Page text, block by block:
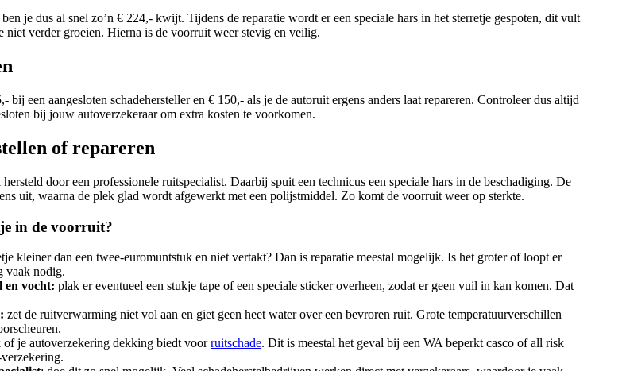
je dus al snel zo’n € 224,- kwijt. Tijdens de reparatie wordt er een speciale hars in het sterretje gespoten, dit vult
niet verder groeien. Hierna is de voorruit weer stevig en veilig.
bij een aangesloten schadehersteller en € 150,- als je de autoruit ergens anders laat repareren. Controleer dus altijd
bij jouw autoverzekeraar om extra kosten te voorkomen.
of repareren
door een professionele ruitspecialist. Daarbij spuit een technicus een speciale hars in de beschadiging. De
uit, waarna de plek glad wordt afgewerkt met een polijstmiddel. Zo komt de voorruit weer op sterkte.
in de voorruit?
kleiner dan een twee-euromuntstuk en niet vertakt? Dan is reparatie meestal mogelijk. Is het groter of loopt er
vaak nodig.
en vocht: plak er eventueel een stukje tape of een speciale sticker overheen, zodat er geen vuil in kan komen. Dat
zet de ruitverwarming niet vol aan en giet geen heet water over een bevroren ruit. Grote temperatuurverschillen
je autoverzekering dekking biedt voorruitschade. Dit is meestal het geval bij een WA beperkt casco of all risk